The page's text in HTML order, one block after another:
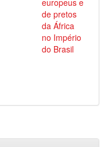
europeus e
de pretos
da África
no Império
do Brasil